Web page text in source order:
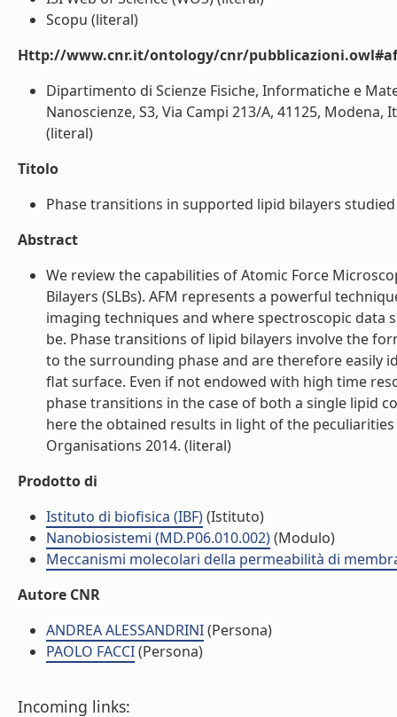
Scopu (literal)
Http://www.cnr.it/ontology/cnr/
Dipartimento di Scienze Fisiche, Informatiche e
Nanoscienze, S3, Via Campi 213/A, 41125,
(literal)
Titolo
Phase transitions in supported lipid bilayers studied
Abstract
We review the capabilities of Atomic Force
Bilayers (SLBs). AFM represents a powerful
imaging techniques and where spectroscopic
be. Phase transitions of lipid bilayers involve the
to the surrounding phase and are therefore easily
flat surface. Even if not endowed with high time
phase transitions in the case of both a single lipid
here the obtained results in light of the
Organisations 2014. (literal)
Prodotto di
Istituto di biofisica (IBF)(Istituto)
Nanobiosistemi (MD.P06.010.002)(Modulo)
Meccanismi molecolari della permeabilità di
Autore CNR
ANDREA ALESSANDRINI(Persona)
PAOLO FACCI(Persona)
Incoming links: